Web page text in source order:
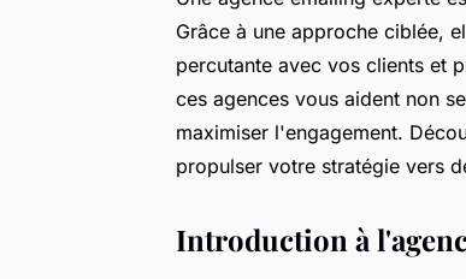
Grâce à une approche ciblée,
percutante avec vos clients et
ces agences vous aident non
maximiser l'engagement.
propulser votre stratégie vers
Introduction à